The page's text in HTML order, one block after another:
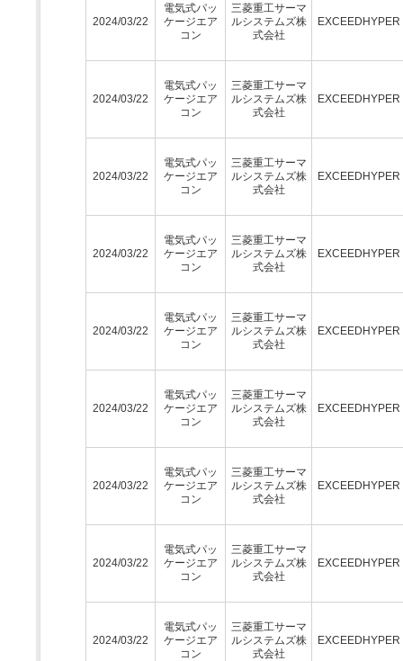
2024/03/22
電気式パッ
ケージエア
コン
三菱重工サーマ
ルシステムズ株
式会社
EXCEEDHYPER
2024/03/22
電気式パッ
ケージエア
コン
三菱重工サーマ
ルシステムズ株
式会社
EXCEEDHYPER
2024/03/22
電気式パッ
ケージエア
コン
三菱重工サーマ
ルシステムズ株
式会社
EXCEEDHYPER
2024/03/22
電気式パッ
ケージエア
コン
三菱重工サーマ
ルシステムズ株
式会社
EXCEEDHYPER
2024/03/22
電気式パッ
ケージエア
コン
三菱重工サーマ
ルシステムズ株
式会社
EXCEEDHYPER
2024/03/22
電気式パッ
ケージエア
コン
三菱重工サーマ
ルシステムズ株
式会社
EXCEEDHYPER
2024/03/22
電気式パッ
ケージエア
コン
三菱重工サーマ
ルシステムズ株
式会社
EXCEEDHYPER
2024/03/22
電気式パッ
ケージエア
コン
三菱重工サーマ
ルシステムズ株
式会社
EXCEEDHYPER
2024/03/22
電気式パッ
ケージエア
コン
三菱重工サーマ
ルシステムズ株
式会社
EXCEEDHYPER